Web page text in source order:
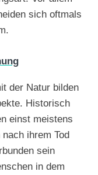
sich oftmals
der Natur bilden
Historisch
einst meistens
ihrem Tod
sein
in dem